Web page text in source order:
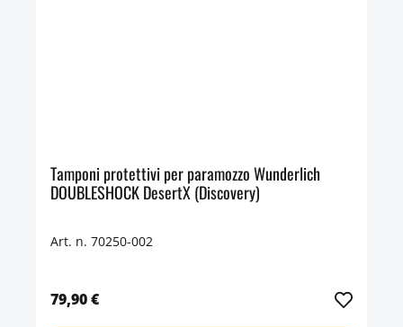
Tamponi protettivi per paramozzo Wunderlich
DOUBLESHOCK DesertX (Discovery)
Art. n. 70250-002
79,90 €